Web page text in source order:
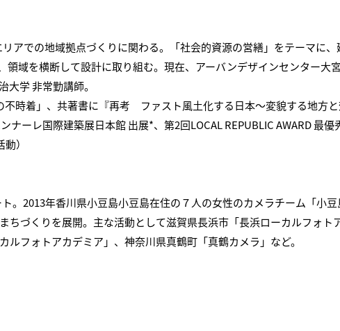
アでの地域拠点づくりに関わる。「社会的資源の営繕」をテーマに
域を横断して設計に取り組む。現在、アーバンデザインセンター大
学 非常勤講師。
時着」、共著書に『再考 ファスト風土化する日本～変貌する地方
ーレ国際建築展日本館 出展*、第2回LOCAL REPUBLIC AWARD 最
）
。2013年香川県小豆島小豆島在住の７人の女性のカメラチーム「小
ちづくりを展開。主な活動として滋賀県長浜市「長浜ローカルフォト
フォトアカデミア」、神奈川県真鶴町「真鶴カメラ」など。